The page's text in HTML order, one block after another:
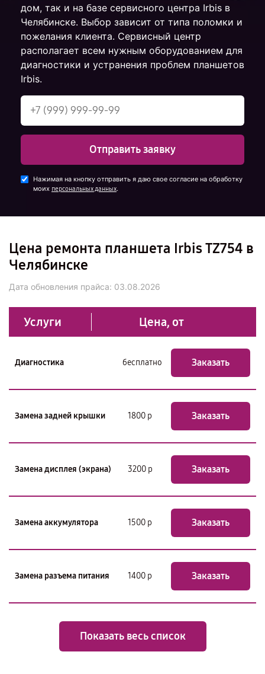
дом, так и на базе сервисного центра Irbis в
Челябинске. Выбор зависит от типа поломки и
пожелания клиента. Сервисный центр
располагает всем нужным оборудованием для
диагностики и устранения проблем планшетов
Irbis.
Отправить заявку
Нажимая на кнопку отправить я даю свое согласие на обработку
моих персональных данных.
Цена ремонта планшета Irbis TZ754 в
Челябинске
Дата обновления прайса: 03.08.2026
Услуги Цена, от
Диагностика бесплатно Заказать
Замена задней крышки 1800 р Заказать
Замена дисплея (экрана) 3200 р Заказать
Замена аккумулятора 1500 р Заказать
Замена разъема питания 1400 р Заказать
Показать весь список